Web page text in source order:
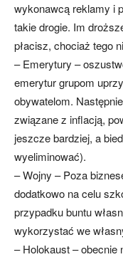
wykonawcą reklamy i
takie drogie. Im
płacisz, chociaż tego
– Emerytury –
emerytur grupom
obywatelom.
związane z inflacją,
jeszcze bardziej, a
wyeliminować).
– Wojny – Poza
dodatkowo na celu
przypadku buntu
wykorzystać we
– Holokaust –